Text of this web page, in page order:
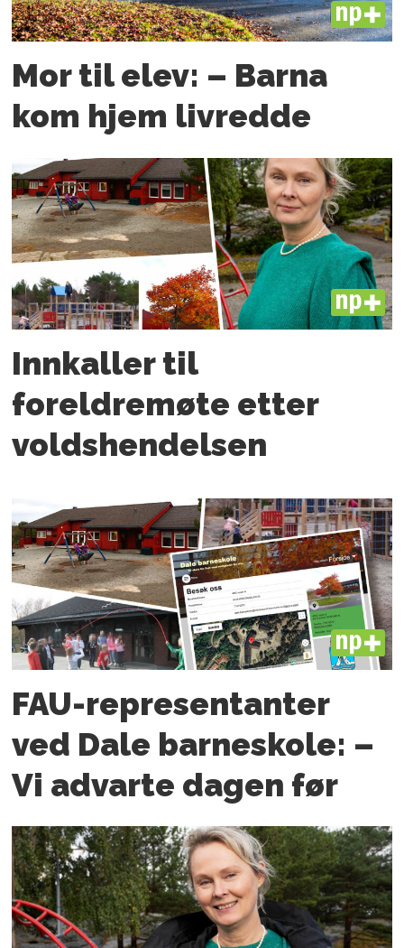
PLUS
Mor til elev: – Barna
kom hjem livredde
PLUS
Innkaller til
foreldremøte etter
voldshendelsen
PLUS
FAU-representanter
ved Dale barneskole: –
Vi advarte dagen før